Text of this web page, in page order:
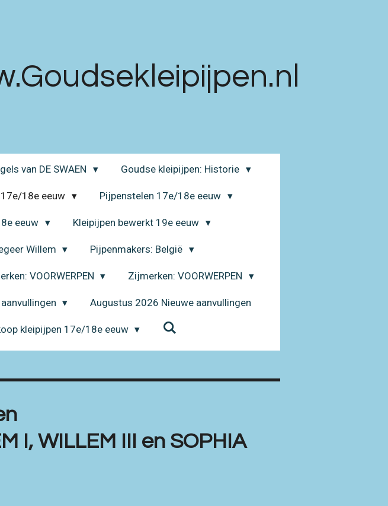
van DE SWAEN Goudse kleipijpen: Historie
18e eeuw Pijpenstelen 17e/18e eeuw
eeuw Kleipijpen bewerkt 19e eeuw
Willem Pijpenmakers: België
VOORWERPEN Zijmerken: VOORWERPEN
Augustus 2026 Nieuwe aanvullingen
kleipijpen 17e/18e eeuw
I, WILLEM III en SOPHIA